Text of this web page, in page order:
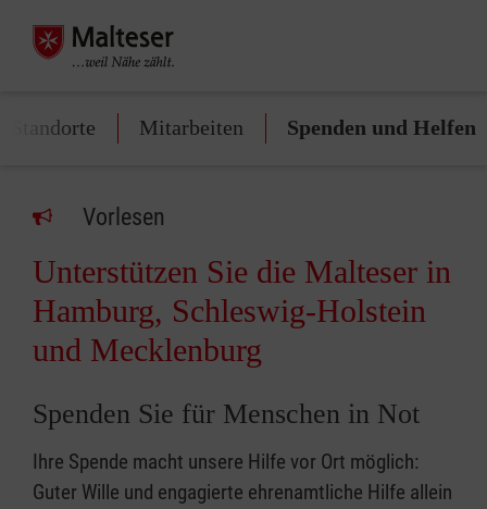
Standorte Mitarbeiten Spenden und Helfen
Vorlesen
Unterstützen Sie die Malteser in
Hamburg, Schleswig-Holstein
und Mecklenburg
Spenden Sie für Menschen in Not
Ihre Spende macht unsere Hilfe vor Ort möglich:
Guter Wille und engagierte ehrenamtliche Hilfe allein